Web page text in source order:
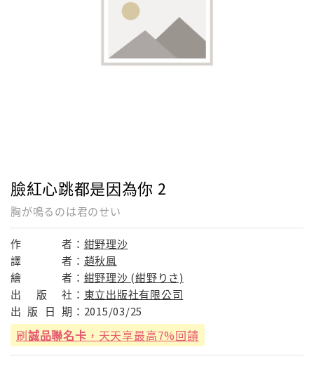
臉紅心跳都是因為你 2
胸が鳴るのは君のせい
作 者： 紺野理沙
譯
者： 趙秋鳳
繪
者： 紺野理沙 (紺野りさ)
出
版 社： 東立出版社有限公司
出 版 日 期： 2015/03/25
刷誠品聯名卡 ，天天享最高7%回饋